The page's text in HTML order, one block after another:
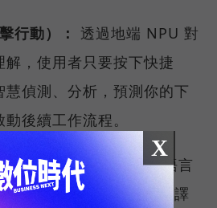
行動）： 透過地端 NPU 對
，使用者只要按下快捷
偵測、分析，預測你的下
後續工作流程。
Captions）：打破語言
議時，即時將多國語言翻譯
X